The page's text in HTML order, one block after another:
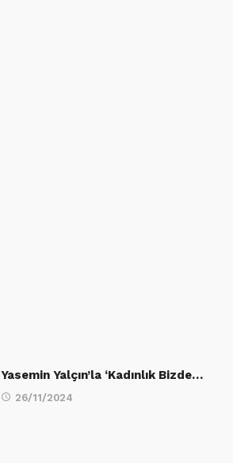
Yasemin Yalçın’la ‘Kadınlık Bizde…
26/11/2024